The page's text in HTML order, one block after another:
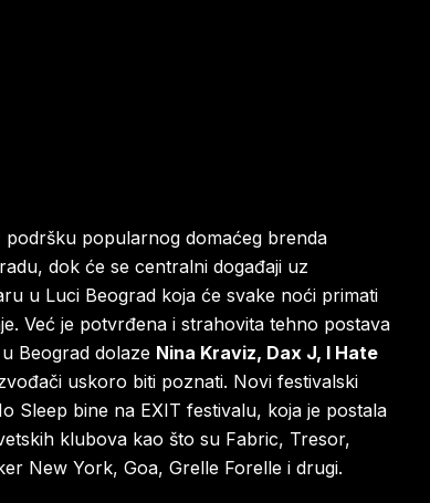
podršku popularnog domaćeg brenda
dok će se centralni događaji uz
u Luci Beograd koja će svake noći primati
Već je potvrđena i strahovita tehno postava
Beograd dolaze Nina Kraviz, Dax J, I Hate
uskoro biti poznati. Novi festivalski
Sleep bine na EXIT festivalu, koja je postala
klubova kao što su Fabric, Tresor,
New York, Goa, Grelle Forelle i drugi.